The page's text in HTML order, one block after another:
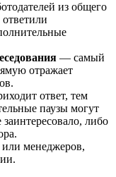
из общего
— самый
отражает
ответ, тем
паузы могут
либо
менеджеров,